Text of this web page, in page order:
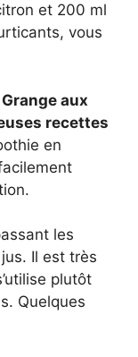
et 200 ml
vous
Grange aux
recettes
en
les
Il est très
plutôt
Quelques